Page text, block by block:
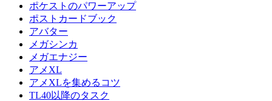
ポケストのパワーアップ
ポストカードブック
アバター
メガシンカ
メガエナジー
アメXL
アメXLを集めるコツ
TL40以降のタスク